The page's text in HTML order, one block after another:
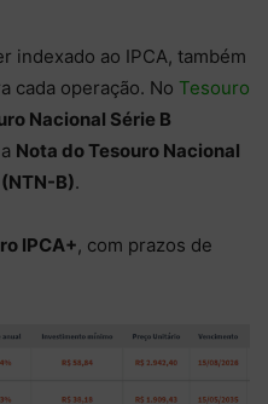
indexado ao IPCA, também
cada operação. No Tesouro
Nacional Série B
Nota do Tesouro Nacional
B).
IPCA+, com prazos de